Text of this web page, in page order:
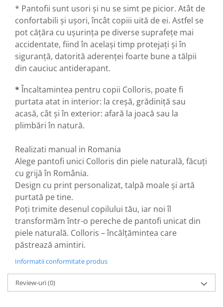
* Pantofii sunt usori și nu se simt pe picior. Atât de
confortabili și ușori, încât copiii uită de ei. Astfel se
pot cățăra cu ușurința pe diverse suprafețe mai
accidentate, fiind în același timp protejați și în
siguranță, datorită aderenței foarte bune a tălpii
din cauciuc antiderapant.
*Încaltamintea pentru copii Colloris, poate fi
purtata atat in interior: la creșă, grădiniță sau
acasă, cât și în exterior: afară la joacă sau la
plimbări în natură.
Realizati manual in Romania
Alege pantofi unici Colloris din piele naturală, făcuți
cu grijă în România.
Design cu print personalizat, talpă moale și artă
purtată pe tine.
Poți trimite desenul copilului tău, iar noi îl
transformăm într-o pereche de pantofi unicat din
piele naturală. Colloris – încălțămintea care
păstrează amintiri.
Informatii conformitate produs
Review-uri(0)